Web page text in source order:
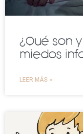
¿Qué son
miedos
LEER MÁS »